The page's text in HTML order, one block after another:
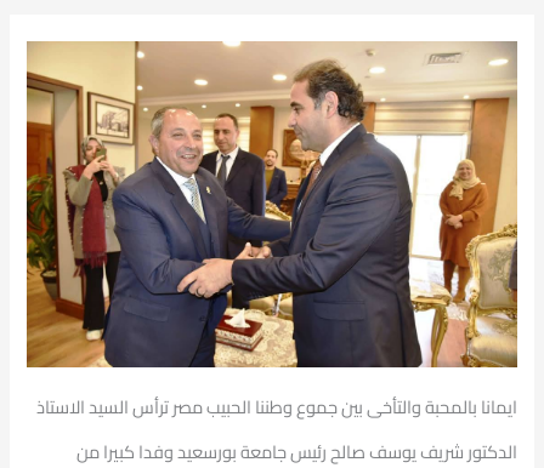
ايمانا بالمحبة والتأخى بين جموع وطننا الحبيب مصر ترأس السيد الاستاذ
الدكتور شريف يوسف صالح رئيس جامعة بورسعيد وفدا كبيرا من